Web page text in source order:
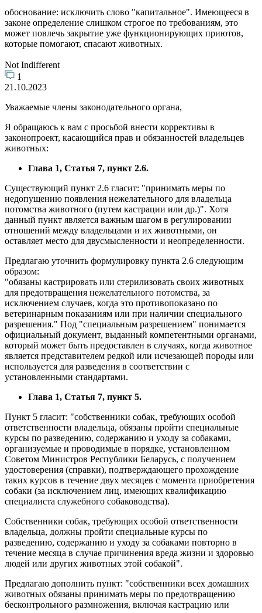
обоснование: исключить слово "капитальное". Имеющееся в
законе определение слишком строгое по требованиям, это
может повлечь закрытие уже функционирующих приютов,
которые помогают, спасают животных.
Not Indifferent
1
21.10.2023
Уважаемые члены законодательного органа,
Я обращаюсь к вам с просьбой внести коррективы в
законопроект, касающийся прав и обязанностей владельцев
животных:
Глава 1, Статья 7, пункт 2.6.
Существующий пункт 2.6 гласит: "принимать меры по
недопущению появления нежелательного для владельца
потомства животного (путем кастрации или др.)". Хотя
данный пункт является важным шагом в регулировании
отношений между владельцами и их животными, он
оставляет место для двусмысленности и неопределенности.
Предлагаю уточнить формулировку пункта 2.6 следующим
образом:
"обязаны кастрировать или стерилизовать своих животных
для предотвращения нежелательного потомства, за
исключением случаев, когда это противопоказано по
ветеринарным показаниям или при наличии специального
разрешения." Под "специальным разрешением" понимается
официальный документ, выданный компетентными органами,
который может быть предоставлен в случаях, когда животное
является представителем редкой или исчезающей породы или
используется для разведения в соответствии с
установленными стандартами.
Глава 1, Статья 7, пункт 5.
Пункт 5 гласит: "собственники собак, требующих особой
ответственности владельца, обязаны пройти специальные
курсы по разведению, содержанию и уходу за собаками,
организуемые и проводимые в порядке, установленном
Советом Министров Республики Беларусь, с получением
удостоверения (справки), подтверждающего прохождение
таких курсов в течение двух месяцев с момента приобретения
собаки (за исключением лиц, имеющих квалификацию
специалиста служебного собаководства).
Собственники собак, требующих особой ответственности
владельца, должны пройти специальные курсы по
разведению, содержанию и уходу за собаками повторно в
течение месяца в случае причинения вреда жизни и здоровью
людей или других животных этой собакой".
Предлагаю дополнить пункт: "собственники всех домашних
животных обязаны принимать меры по предотвращению
бесконтрольного размножения, включая кастрацию или